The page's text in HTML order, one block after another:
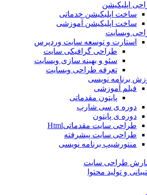
اپلیکیشن
ساخت اپلیکیشن خدماتی
ساخت اپلیکیشن آموزشی
وبسایت
استارت و توسعه سایت وردپرس
طراحی گرافیکی سایت
سئو و بهینه سازی وبسایت
تعرفه طراحی وبسایت
برنامه نویسی
فیلم آموزشی
پایتون مقدماتی
دوره ی سی شارپ
دوره ی پایتون
طراحی سایت مقدماتیHtml
طراحی سایت پیشرفته
منتورشیپ برنامه نویسی
طراحی سایت
و تولید محتوا